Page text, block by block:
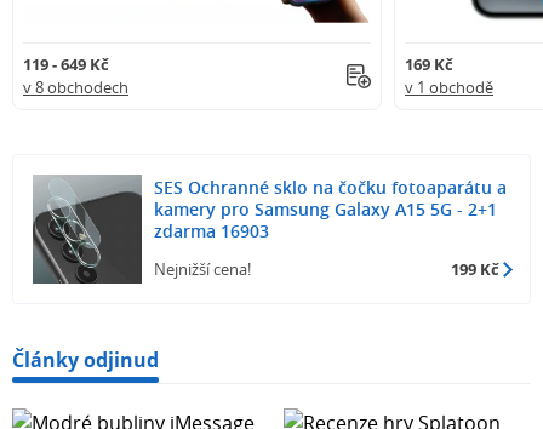
119 - 649 Kč
v 8 obchodech
169 Kč
v 1 obchodě
SES Ochranné sklo na čočku fotoaparátu a
kamery pro Samsung Galaxy A15 5G - 2+1
zdarma 16903
Nejnižší cena! 199 Kč
Články odjinud